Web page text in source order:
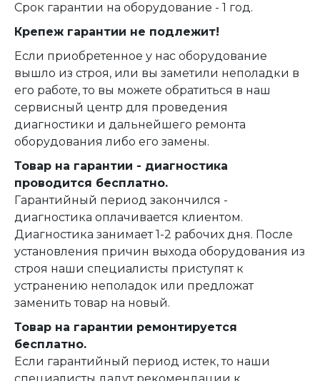
Срок гарантии на оборудование - 1 год.
Крепеж гарантии не подлежит!
Если приобретенное у нас оборудование
вышло из строя, или вы заметили неполадки в
его работе, то вы можете обратиться в наш
сервисный центр для проведения
диагностики и дальнейшего ремонта
оборудования либо его замены.
Товар на гарантии - диагностика
проводится бесплатно.
Гарантийный период закончился -
диагностика оплачивается клиентом.
Диагностика занимает 1-2 рабочих дня. После
установления причин выхода оборудования из
строя наши специалисты приступят к
устранению неполадок или предложат
заменить товар на новый.
Товар на гарантии ремонтируется
бесплатно.
Если гарантийный период истек, то наши